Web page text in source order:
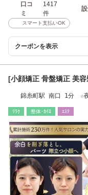
口コ
ミ
1417
件
スマート支払いOK
クーポンを表示
[小顔矯正 骨盤矯正 美
錦糸町駅 南口 1分 ☆夜
ﾘﾗｸ 整体･ｶｲﾛ ｴｽﾃ